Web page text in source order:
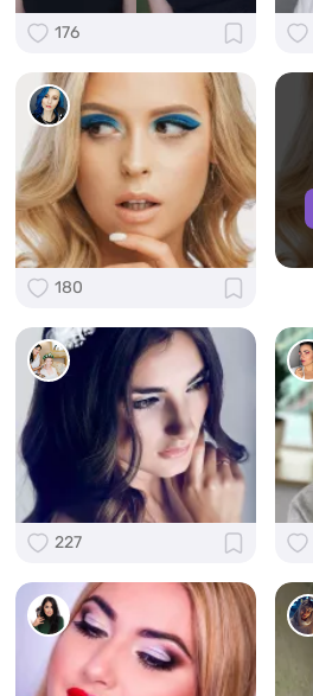
176
180
227